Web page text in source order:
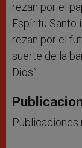
rezan por el
Espíritu Santo
rezan por el
suerte de la
Dios”.
Publicaciones